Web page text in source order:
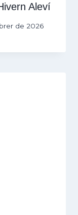
Aleví
de 2026